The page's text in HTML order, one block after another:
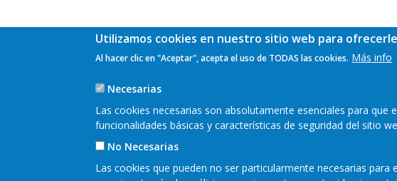
Utilizamos cookies en nuestro sitio web para
Al hacer clic en "Aceptar", acepta el uso de TODAS las cookies. Más info
Necesarias
Las cookies necesarias son absolutamente esenciales para
funcionalidades básicas y características de seguridad del sitio
No Necesarias
Las cookies que pueden no ser particularmente necesarias